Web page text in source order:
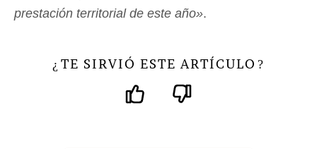
prestación territorial de este año».
¿ TE SIRVIÓ ESTE ARTÍCULO ?